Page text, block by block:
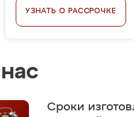
УЗНАТЬ О РАССРОЧКЕ
Сроки